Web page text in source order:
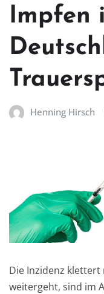
Impfen
Henning Hirsch
Die Inzidenz klettert
weitergeht, sind im